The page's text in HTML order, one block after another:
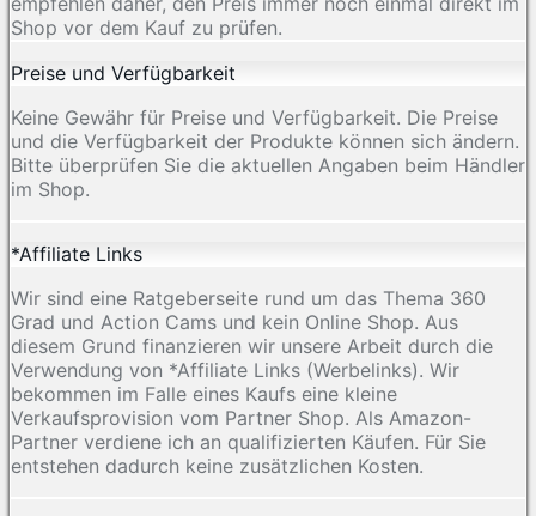
Shop vor dem Kauf zu prüfen.
Preise und Verfügbarkeit
Keine Gewähr für Preise und Verfügbarkeit. Die Preise
und die Verfügbarkeit der Produkte können sich ändern.
Bitte überprüfen Sie die aktuellen Angaben beim Händler
im Shop.
*Affiliate Links
Wir sind eine Ratgeberseite rund um das Thema 360
Grad und Action Cams und kein Online Shop. Aus
diesem Grund finanzieren wir unsere Arbeit durch die
Verwendung von *Affiliate Links (Werbelinks). Wir
bekommen im Falle eines Kaufs eine kleine
Verkaufsprovision vom Partner Shop. Als Amazon-
Partner verdiene ich an qualifizierten Käufen. Für Sie
entstehen dadurch keine zusätzlichen Kosten.